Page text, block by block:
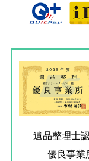
遺品整理士
優良事業